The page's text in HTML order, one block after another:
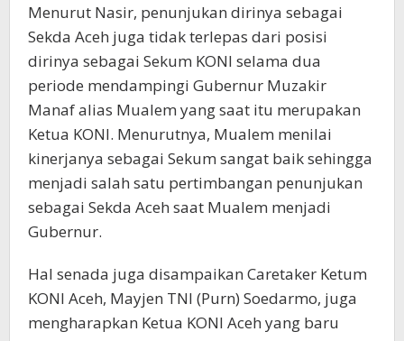
Menurut Nasir, penunjukan dirinya sebagai
Sekda Aceh juga tidak terlepas dari posisi
dirinya sebagai Sekum KONI selama dua
periode mendampingi Gubernur Muzakir
Manaf alias Mualem yang saat itu merupakan
Ketua KONI. Menurutnya, Mualem menilai
kinerjanya sebagai Sekum sangat baik sehingga
menjadi salah satu pertimbangan penunjukan
sebagai Sekda Aceh saat Mualem menjadi
Gubernur.
Hal senada juga disampaikan Caretaker Ketum
KONI Aceh, Mayjen TNI (Purn) Soedarmo, juga
mengharapkan Ketua KONI Aceh yang baru